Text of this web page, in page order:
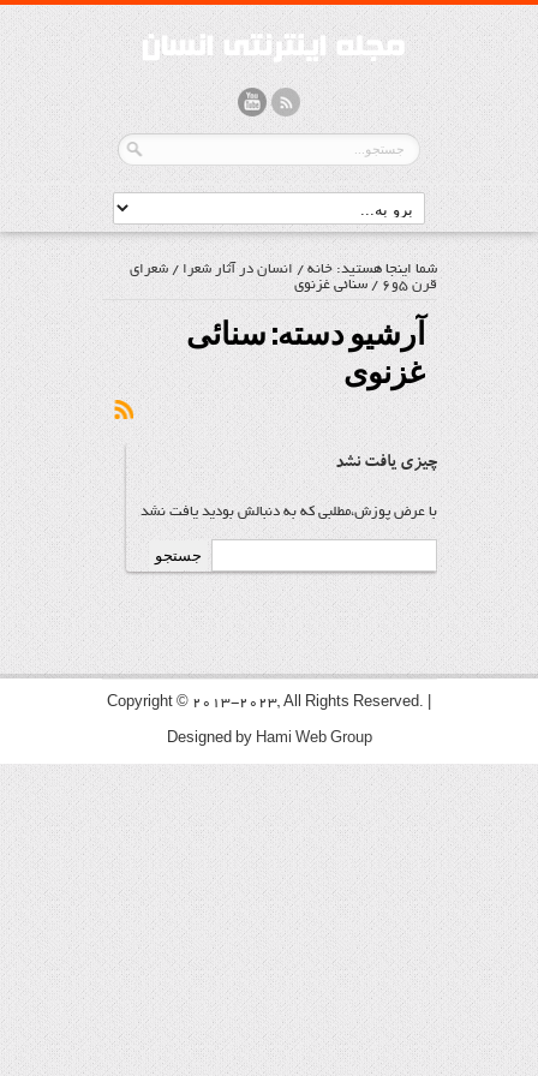
شما اینجا هستید:خانه/ انسان در آثار شعرا /شعرای
قرن 5و6
/سنائی غزنوی
آرشیو دسته:سنائی
غزنوی
چیزی یافت نشد
با عرض پوزش،مطلبی که به دنبالش بودید یافت نشد
برای:
Copyright © 2013-2023, All Rights Reserved. |
Designed by Hami Web Group